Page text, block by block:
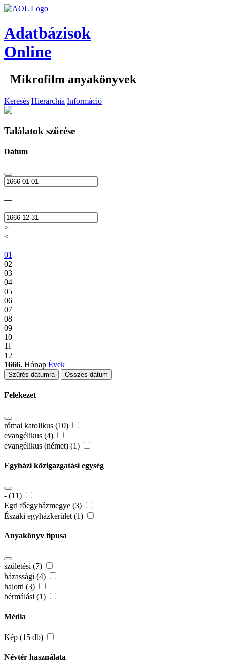
Adatbázisok
Online
Mikrofilm anyakönyvek
Keresés Hierarchia Információ
Találatok szűrése
Dátum
—
>
<
01
02
03
04
05
06
07
08
09
10
11
12
1666. Hónap Évek
Szűrés dátumra Összes dátum
Felekezet
római katolikus (10)
evangélikus (4)
evangélikus (német) (1)
Egyházi közigazgatási egység
- (11)
Egri főegyházmegye (3)
Északi egyházkerület (1)
Anyakönyv típusa
születési (7)
házassági (4)
halotti (3)
bérmálási (1)
Média
Kép (15 db)
Névtér használata